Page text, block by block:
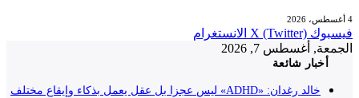
فيسبوك X (Twitter) الانستغرام
الجمعة, أغسطس 7, 2026
أخبار شائعة
خالد رغدان: «ADHD» ليس عجزا بل عقل يعمل بذكاء وإيقاع مختلف